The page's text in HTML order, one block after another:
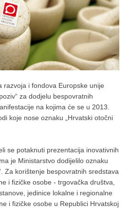
razvoja i fondova Europske unije
za dodjelu bespovratnih
na kojima će se u 2013.
koje nose oznaku „Hrvatski otočni
se potaknuti prezentacija inovativnih
je Ministarstvo dodijelilo oznaku
Za korištenje bespovratnih sredstava
i fizičke osobe - trgovačka društva,
jedinice lokalne i regionalne
i fizičke osobe u Republici Hrvatskoj